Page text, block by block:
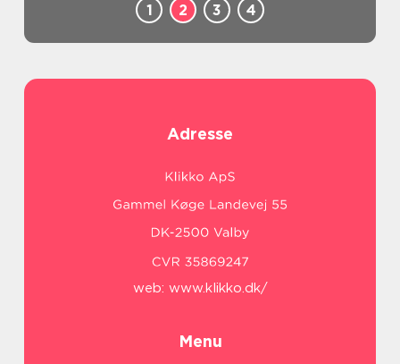
1 2 3 4
Adresse
web: www.klikko.dk/
Menu